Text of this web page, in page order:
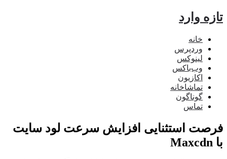
وارد
خانه
وردپرس
لینوکس
وب‌باکس
اکازیون
تماشاخانه
گوناگون
تماس
استثنایی افزایش سرعت لود سایت